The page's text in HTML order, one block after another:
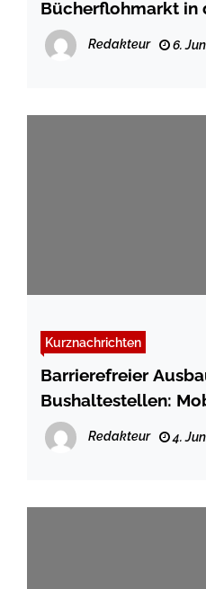
Bücherflohmarkt in
Redakteur 6.
Kurznachrichten
Barrierefreier
Bushaltestellen:
Schritt für Schritt
Redakteur 4.